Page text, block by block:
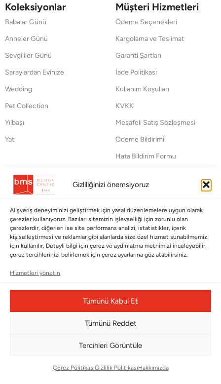
Gizliliğinizi önemsiyoruz
Alışveriş deneyiminizi geliştirmek için yasal düzenlemelere uygun olarak
çerezler kullanıyoruz. Bazıları sitemizin işlevselliği için zorunlu olan
çerezlerdir, diğerleri ise site performans analizi, istatistikler, içerik
kişiselleştirmesi ve reklamlar gibi alanlarda size özel hizmet sunabilmemiz
için kullanılır. Detaylı bilgi için çerez ve aydınlatma metnimizi inceleyebilir,
çerez tercihlerinizi belirlemek için çerez ayarlarına göz atabilirsiniz.
Hizmetleri yönetin
Tümünü Kabul Et
Tümünü Reddet
Tercihleri Görüntüle
Çerez PolitikasıGizlilik PolitikasıHakkımızda
Koleksiyonlar
Babalar Günü
Anneler Günü
Sevgililer Günü
Saraylardan Evinize
Wedding
Pet Collection
Yılbaşı
Yat
Müşteri Hizmetleri
Ödeme Seçenekleri
Kargolama ve Teslimat
Garanti Şartları
İade Politikası
Kullanım Koşulları
KVKK
Mesafeli Satış Sözleşmesi
Ödeme Bildirimi
Hata Bildirim Formu
BÜLTENİMİZE ABONE OLUN
Bültenimize Abone Olun
Bizi Takip Edin